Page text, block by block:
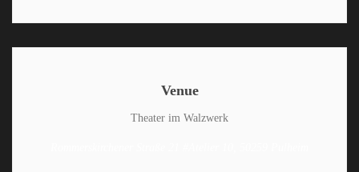
Venue
Theater im Walzwerk